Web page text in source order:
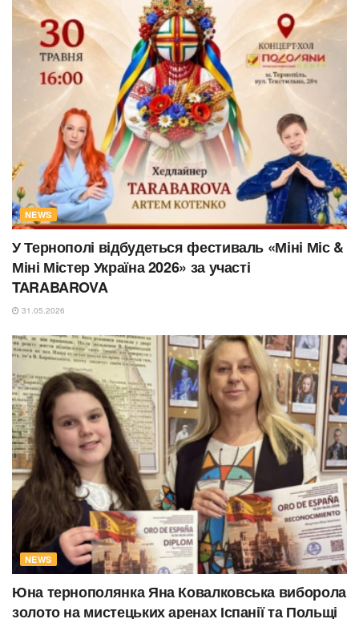
NEWS
У Тернополі відбудеться фестиваль «Міні Міс &
Міні Містер Україна 2026» за участі
TARABAROVA
31.05.2026
NEWS
Юна тернополянка Яна Ковалковська виборола
золото на мистецьких аренах Іспанії та Польщі